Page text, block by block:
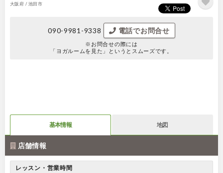
大阪府 / 池田市
090-9981-9338 電話でお問合せ
※お問合せの際には
「ヨガルームを見た」というとスムーズです。
基本情報 地図
店舗情報
レッスン・営業時間